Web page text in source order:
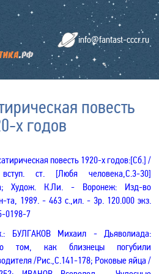
info@fantast-cccr.ru
повесть
х годов
повесть 1920-х годов:[Сб.] /
ст. [Любя человека,С.3-30]
Худож. К.Ли. - Воронеж: Изд-во
та, 1989. - 463 с.,ил. - 3р. 120.000 экз.
0198-7
БУЛГАКОВ Михаил - Дьяволиада:
том, как близнецы погубили
/Рис.,С.141-178; Роковые яйца /